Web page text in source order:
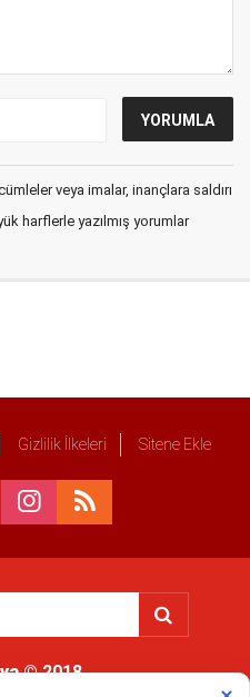
veya imalar, inançlara saldırı
harflerle yazılmış yorumlar
Gizlilik İlkeleri Sitene Ekle
© 2018